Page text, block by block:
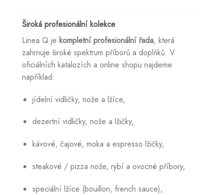
Široká profesionální kolekce
Linea Q je kompletní profesionální řada, která
zahrnuje široké spektrum příborů a doplňků. V
oficiálních katalozích a online shopu najdeme
například:
jídelní vidličky, nože a lžíce,
dezertní vidličky, nože a lžičky,
kávové, čajové, moka a espresso lžičky,
steakové / pizza nože, rybí a ovocné příbory,
speciální lžíce (bouillon, french sauce),